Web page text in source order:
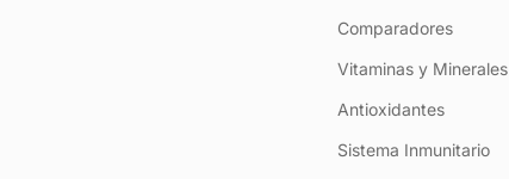
Comparadores
Vitaminas y Minerales
Antioxidantes
Sistema Inmunitario